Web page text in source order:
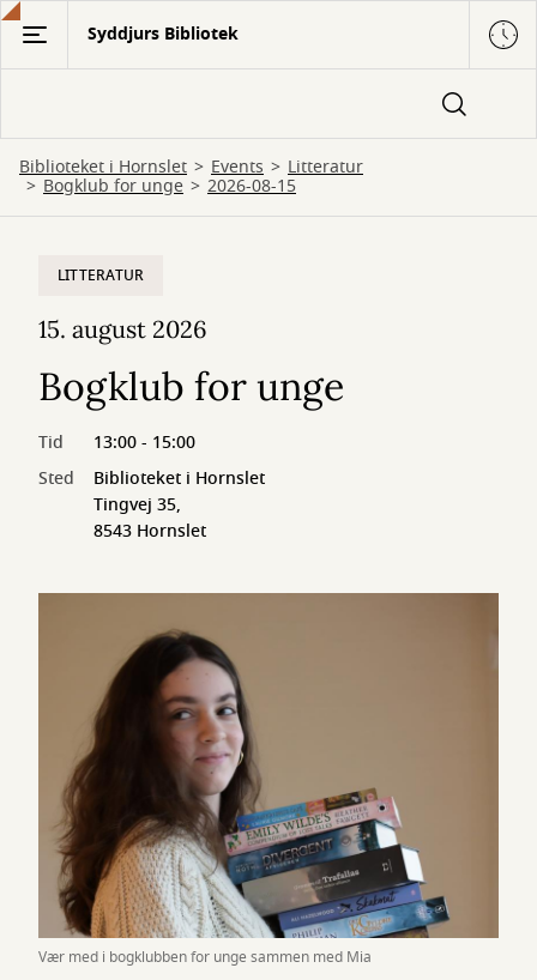
Gå
hovedindhold
Syddjurs Bibliotek
Biblioteket i Hornslet Events Litteratur
Bogklub for unge 2026-08-15
Vær med i bogklubben for unge sammen med Mia
LITTERATUR
15. august 2026
Bogklub for unge
Tid
13:00 - 15:00
Sted
Biblioteket i Hornslet
Tingvej 35,
8543 Hornslet